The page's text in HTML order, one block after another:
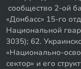
сообщество 2-ой
«Донбасс» 15-го
Национальной
3035); 62.
«Национально-
сектор» и его